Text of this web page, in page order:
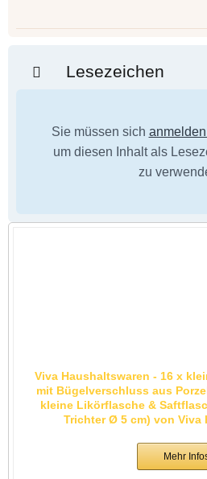
Lesezeichen
Sie müssen sich anmelden
um diesen Inhalt als
zu
Viva Haushaltswaren - 16 x
mit Bügelverschluss aus
kleine Likörflasche &
Trichter Ø 5 cm) von Viva
Mehr